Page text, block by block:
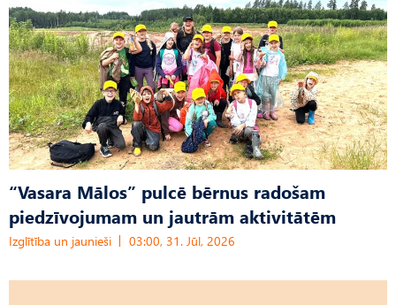
“Vasara Mālos” pulcē bērnus radošam
piedzīvojumam un jautrām aktivitātēm
Izglītība un jaunieši 03:00, 31. Jūl, 2026